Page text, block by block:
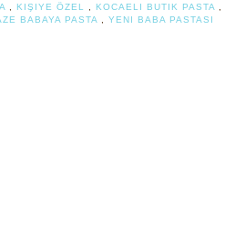
KIŞIYE ÖZEL KOCAELI BUTIK PASTA
BABAYA PASTA YENI BABA PASTASI